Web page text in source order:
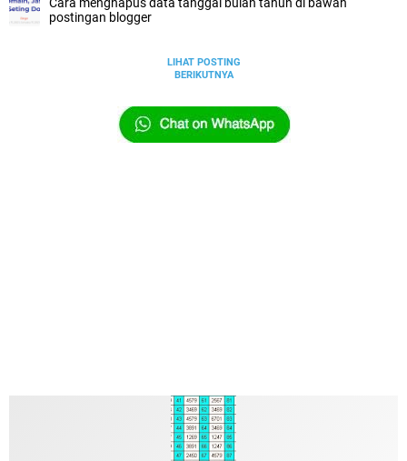
postingan blogger
LIHAT POSTING
BERIKUTNYA